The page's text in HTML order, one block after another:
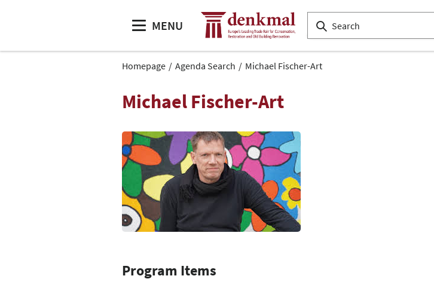
MENU
Homepage Agenda Search Michael Fischer-Art
Michael Fischer-Art
Program Items